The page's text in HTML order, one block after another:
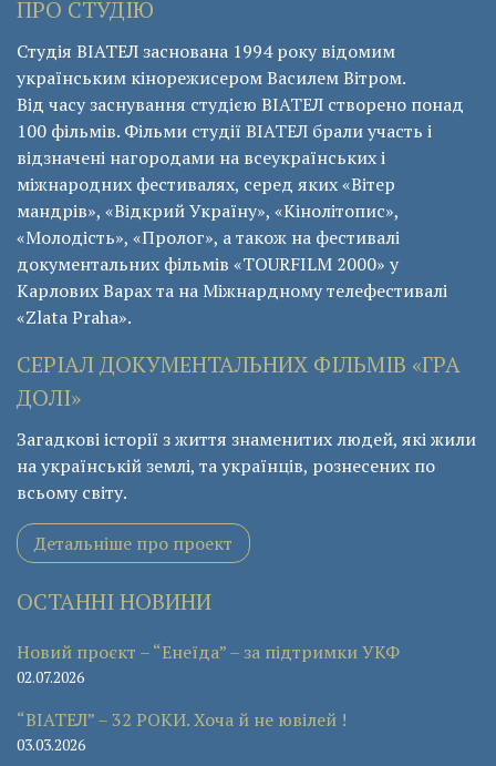
ПРО СТУДІЮ
Студія ВІАТЕЛ заснована 1994 року відомим
українським кінорежисером Василем Вітром.
Від часу заснування студією ВІАТЕЛ створено понад
100 фільмів. Фільми студії ВІАТЕЛ брали участь і
відзначені нагородами на всеукраїнських і
міжнародних фестивалях, серед яких «Вітер
мандрів», «Відкрий Україну», «Кінолітопис»,
«Молодість», «Пролог», а також на фестивалі
документальних фільмів «ТОURFILM 2000» у
Карлових Варах та на Міжнардному телефестивалі
«Zlata Praha».
СЕРІАЛ ДОКУМЕНТАЛЬНИХ ФІЛЬМІВ «ГРА
ДОЛІ»
Загадкові історії з життя знаменитих людей, які жили
на українській землі, та українців, рознесених по
всьому світу.
Детальніше про проект
ОСТАННІ НОВИНИ
Новий проєкт – “Енеїда” – за підтримки УКФ
02.07.2026
“ВІАТЕЛ” – 32 РОКИ. Хоча й не ювілей !
03.03.2026